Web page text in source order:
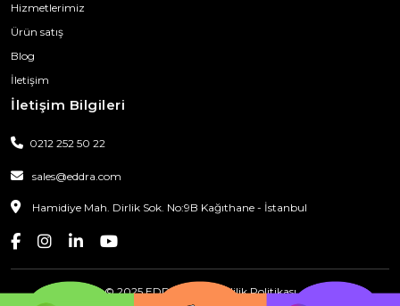
Hizmetlerimiz
Ürün satış
Blog
İletişim
İletişim Bilgileri
0212 252 50 22
sales@eddra.com
Hamidiye Mah. Dirlik Sok. No:9B Kağıthane - İstanbul
© 2025 EDDRA Gizlilik Politikası